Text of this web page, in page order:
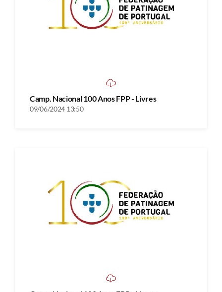
Camp. Nacional 100 Anos FPP - Livres
09/06/2024 13:50